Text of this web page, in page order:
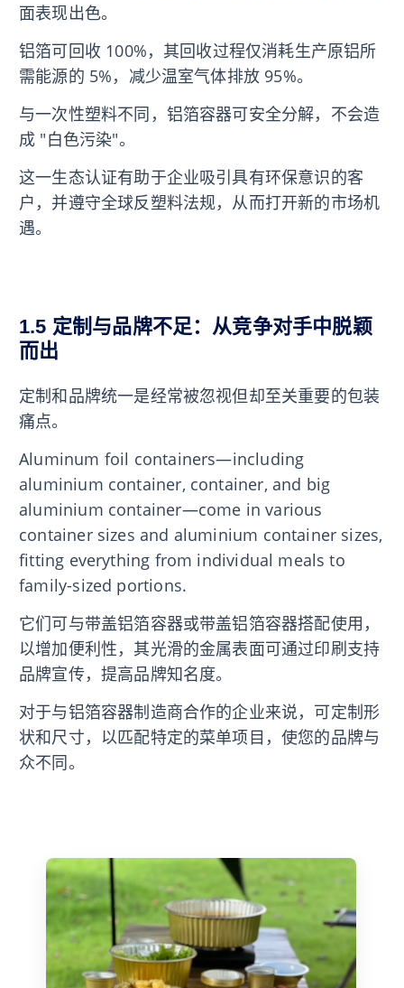
面表现出色。
铝箔可回收 100%，其回收过程仅消耗生产原铝所
需能源的 5%，减少温室气体排放 95%。
与一次性塑料不同，铝箔容器可安全分解，不会造
成 "白色污染"。
这一生态认证有助于企业吸引具有环保意识的客
户，并遵守全球反塑料法规，从而打开新的市场机
遇。
1.5 定制与品牌不足：从竞争对手中脱颖
而出
定制和品牌统一是经常被忽视但却至关重要的包装
痛点。
Aluminum foil containers—including
aluminium container, container, and big
aluminium container—come in various
container sizes and aluminium container sizes,
fitting everything from individual meals to
family-sized portions.
它们可与带盖铝箔容器或带盖铝箔容器搭配使用，
以增加便利性，其光滑的金属表面可通过印刷支持
品牌宣传，提高品牌知名度。
对于与铝箔容器制造商合作的企业来说，可定制形
状和尺寸，以匹配特定的菜单项目，使您的品牌与
众不同。